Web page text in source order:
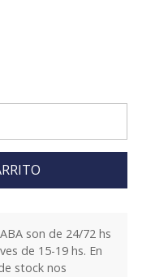
son de 24/72 hs
de 15-19 hs. En
stock nos